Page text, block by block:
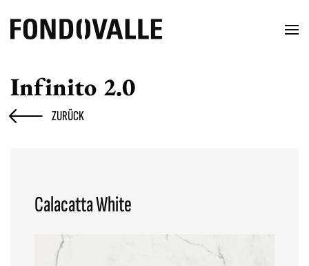
ZURÜCK
Infinito 2.0
Calacatta White